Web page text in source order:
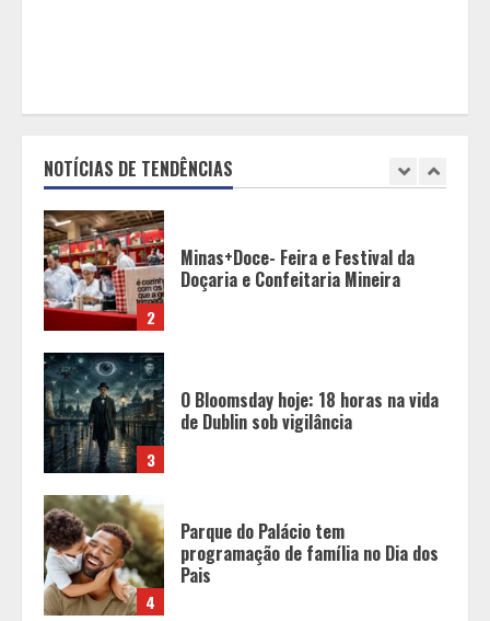
NOTÍCIAS DE TENDÊNCIAS
2
Minas+Doce- Feira e Festival da
3
O Bloomsday hoje: 18 horas na vida
de Dublin sob vigilância
4
Parque do Palácio tem
programação de família no Dia dos
Pais
5
Diário de Minas e Fundação Museu
Mariano Procópio celebram um ano
da coluna “D. Pedro II – 200 anos”
com texto de Paulo Rezzutti